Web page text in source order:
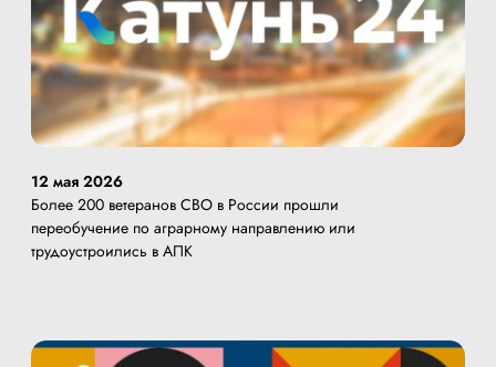
12 мая 2026
Более 200 ветеранов СВО в России прошли
переобучение по аграрному направлению или
трудоустроились в АПК